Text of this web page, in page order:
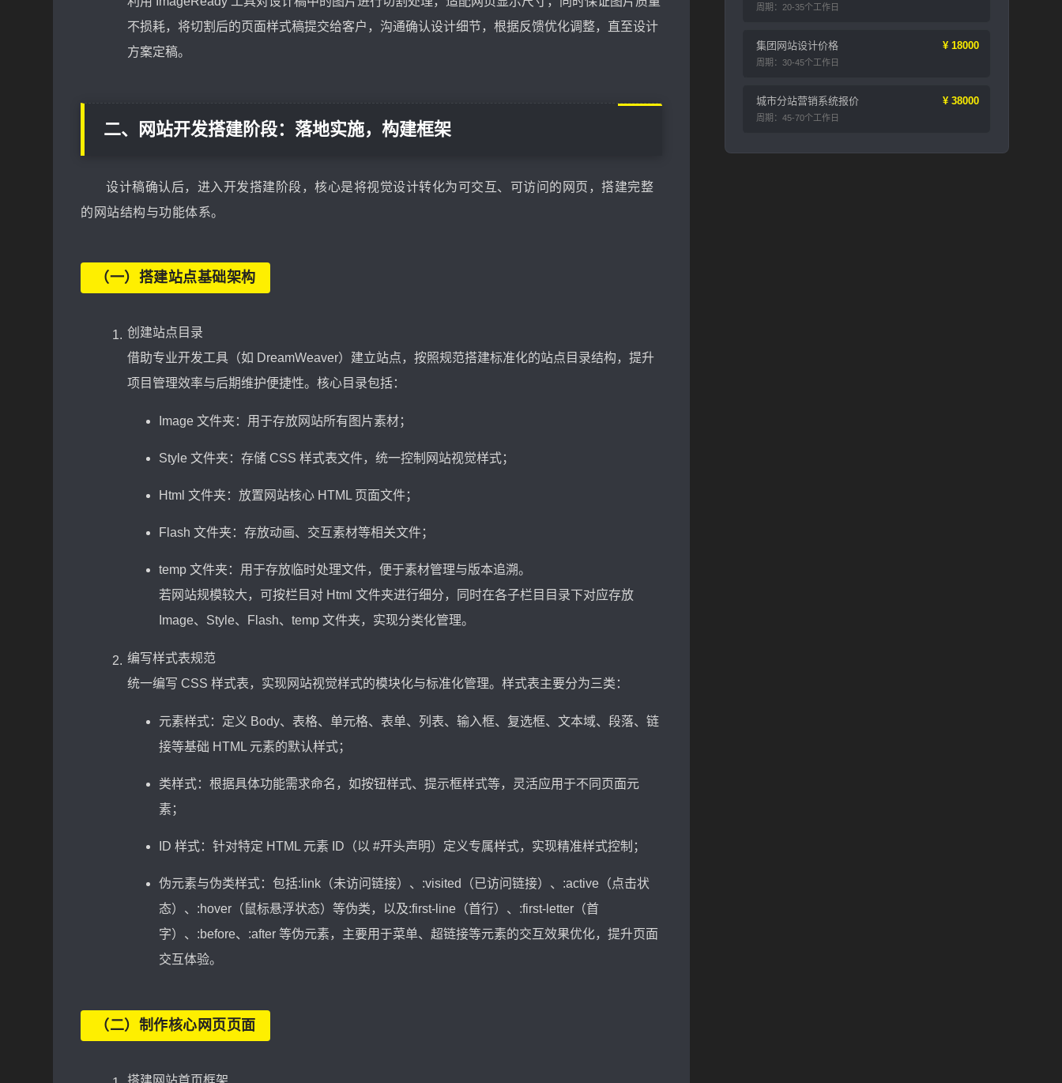
不损耗，将切割后的页面样式稿提交给客户，沟通确认设计细节，根据反馈优化调整，直至设计
方案定稿。
二、网站开发搭建阶段：落地实施，构建框架
设计稿确认后，进入开发搭建阶段，核心是将视觉设计转化为可交互、可访问的网页，搭建完整
的网站结构与功能体系。
（一）搭建站点基础架构
创建站点目录
借助专业开发工具（如 DreamWeaver）建立站点，按照规范搭建标准化的站点目录结构，提升
项目管理效率与后期维护便捷性。核心目录包括：
Image 文件夹：用于存放网站所有图片素材；
Style 文件夹：存储 CSS 样式表文件，统一控制网站视觉样式；
Html 文件夹：放置网站核心 HTML 页面文件；
Flash 文件夹：存放动画、交互素材等相关文件；
temp 文件夹：用于存放临时处理文件，便于素材管理与版本追溯。
若网站规模较大，可按栏目对 Html 文件夹进行细分，同时在各子栏目目录下对应存放
Image、Style、Flash、temp 文件夹，实现分类化管理。
编写样式表规范
统一编写 CSS 样式表，实现网站视觉样式的模块化与标准化管理。样式表主要分为三类：
元素样式：定义 Body、表格、单元格、表单、列表、输入框、复选框、文本域、段落、链
接等基础 HTML 元素的默认样式；
类样式：根据具体功能需求命名，如按钮样式、提示框样式等，灵活应用于不同页面元
素；
ID 样式：针对特定 HTML 元素 ID（以 #开头声明）定义专属样式，实现精准样式控制；
伪元素与伪类样式：包括:link（未访问链接）、:visited（已访问链接）、:active（点击状
态）、:hover（鼠标悬浮状态）等伪类，以及:first-line（首行）、:first-letter（首
字）、:before、:after 等伪元素，主要用于菜单、超链接等元素的交互效果优化，提升页面
交互体验。
（二）制作核心网页页面
搭建网站首页框架
周期：20-35个工作日
集团网站设计价格 ¥ 18000
周期：30-45个工作日
城市分站营销系统报价 ¥ 38000
周期：45-70个工作日